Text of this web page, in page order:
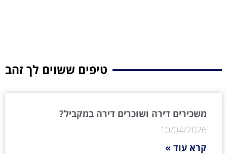
טיפים ששוים לך זהב
משכירים דירה ושוכרים דירה במקביל?
10/04/2026
קרא עוד »